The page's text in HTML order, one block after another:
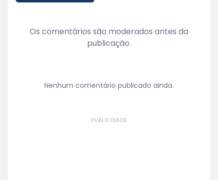
Os comentários são moderados antes da
publicação.
Nenhum comentário publicado ainda.
PUBLICIDADE